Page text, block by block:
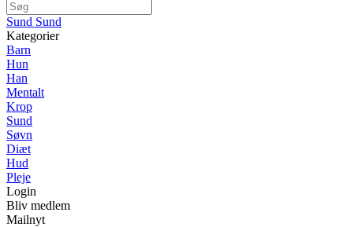
Sund Sund
Kategorier
Barn
Hun
Han
Mentalt
Krop
Sund
Søvn
Diæt
Hud
Pleje
Login
Bliv medlem
Mailnyt